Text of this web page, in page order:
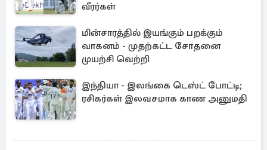
வீரர்கள்
மின்சாரத்தில் இயங்கும் பறக்கும்
வாகனம் - முதற்கட்ட சோதனை
முயற்சி வெற்றி
இந்தியா - இலங்கை டெஸ்ட் போட்டி;
ரசிகர்கள் இலவசமாக காண அனுமதி